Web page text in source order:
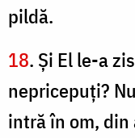
pildă.
18. Şi El le-a
nepricepuţi?
intră în om,